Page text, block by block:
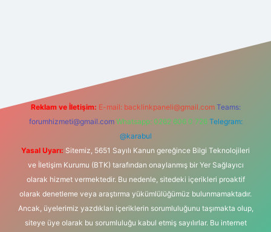
Reklam ve İletişim: E-mail: backlinkpaneli@gmail.com Teams:
forumhizmeti@gmail.com Whatsapp: 0262 606 0 726 Telegram:
@karabul
Yasal Uyarı: Sitemiz, 5651 Sayılı Kanun gereğince Bilgi Teknolojileri
ve İletişim Kurumu (BTK) tarafından onaylanmış bir Yer Sağlayıcı
olarak hizmet vermektedir. Bu nedenle, sitedeki içerikleri proaktif
olarak denetleme veya araştırma yükümlülüğümüz bulunmamaktadır.
Ancak, üyelerimiz yazdıkları içeriklerin sorumluluğunu taşımakta olup,
siteye üye olarak bu sorumluluğu kabul etmiş sayılırlar. Bu internet